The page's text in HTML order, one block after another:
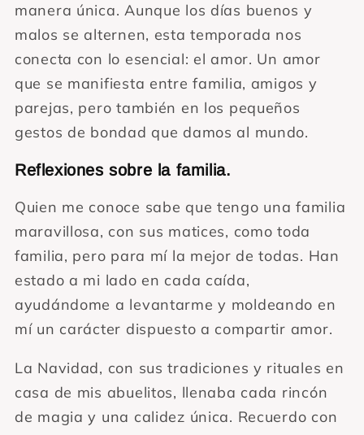
manera única. Aunque los días buenos y
malos se alternen, esta temporada nos
conecta con lo esencial: el amor. Un amor
que se manifiesta entre familia, amigos y
parejas, pero también en los pequeños
gestos de bondad que damos al mundo.
Reflexiones sobre la familia.
Quien me conoce sabe que tengo una familia
maravillosa, con sus matices, como toda
familia, pero para mí la mejor de todas. Han
estado a mi lado en cada caída,
ayudándome a levantarme y moldeando en
mí un carácter dispuesto a compartir amor.
La Navidad, con sus tradiciones y rituales en
casa de mis abuelitos, llenaba cada rincón
de magia y una calidez única. Recuerdo con